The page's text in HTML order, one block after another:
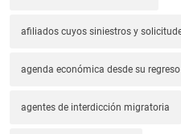
afiliados cuyos siniestros y
agenda económica desde su
agentes de interdicción migratoria